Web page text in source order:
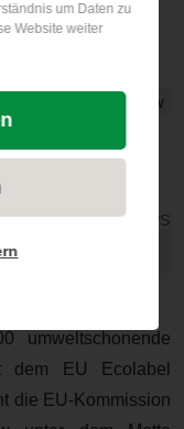
Roadshow
umweltschonende
dem EU Ecolabel
die EU-Kommission
um Daten zu
Website weiter